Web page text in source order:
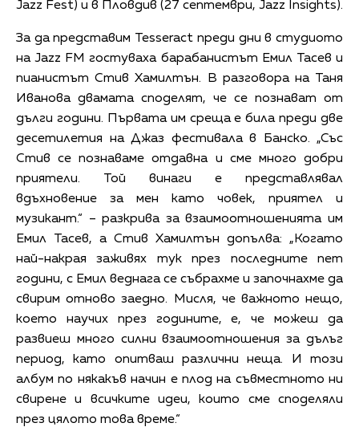
Jazz Fest) и в Пловдив (27 септември, Jazz Insights).
За да представим Tesseract преди дни в студиото
на Jazz FM гостуваха барабанистът Емил Тасев и
пианистът Стив Хамилтън. В разговора на Таня
Иванова двамата споделят, че се познават от
дълги години. Първата им среща е била преди две
десетилетия на Джаз фестивала в Банско. „Със
Стив се познаваме отдавна и сме много добри
приятели. Той винаги е представлявал
вдъхновение за мен като човек, приятел и
музикант.“ – разкрива за взаимоотношенията им
Емил Тасев, а Стив Хамилтън допълва: „Когато
най-накрая заживях тук през последните пет
години, с Емил веднага се събрахме и започнахме да
свирим отново заедно. Мисля, че важното нещо,
което научих през годините, е, че можеш да
развиеш много силни взаимоотношения за дълъг
период, като опитваш различни неща. И този
албум по някакъв начин е плод на съвместното ни
свирене и всичките идеи, които сме споделяли
през цялото това време.“